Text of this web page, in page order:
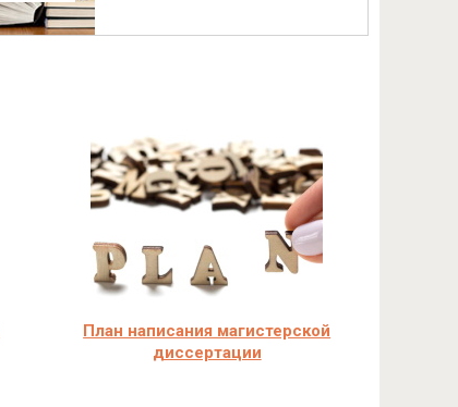
План написания магистерской
диссертации